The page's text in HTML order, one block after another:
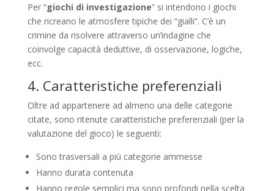
Per “giochi di investigazione” si intendono i giochi
che ricreano le atmosfere tipiche dei “gialli”. C’è un
crimine da risolvere attraverso un’indagine che
coinvolge capacità deduttive, di osservazione, logiche,
ecc.
4. Caratteristiche preferenziali
Oltre ad appartenere ad almeno una delle categorie
citate, sono ritenute caratteristiche preferenziali (per la
valutazione del gioco) le seguenti:
Sono trasversali a più categorie ammesse
Hanno durata contenuta
Hanno regole semplici ma sono profondi nella scelta